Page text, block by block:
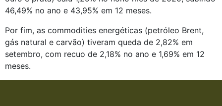
46,49% no ano e 43,95% em 12 meses.
Por fim, as commodities energéticas (petróleo Brent,
gás natural e carvão) tiveram queda de 2,82% em
setembro, com recuo de 2,18% no ano e 1,69% em 12
meses.